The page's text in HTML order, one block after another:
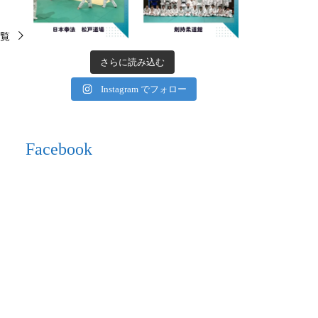
さらに読み込む
Instagram でフォロー
Facebook